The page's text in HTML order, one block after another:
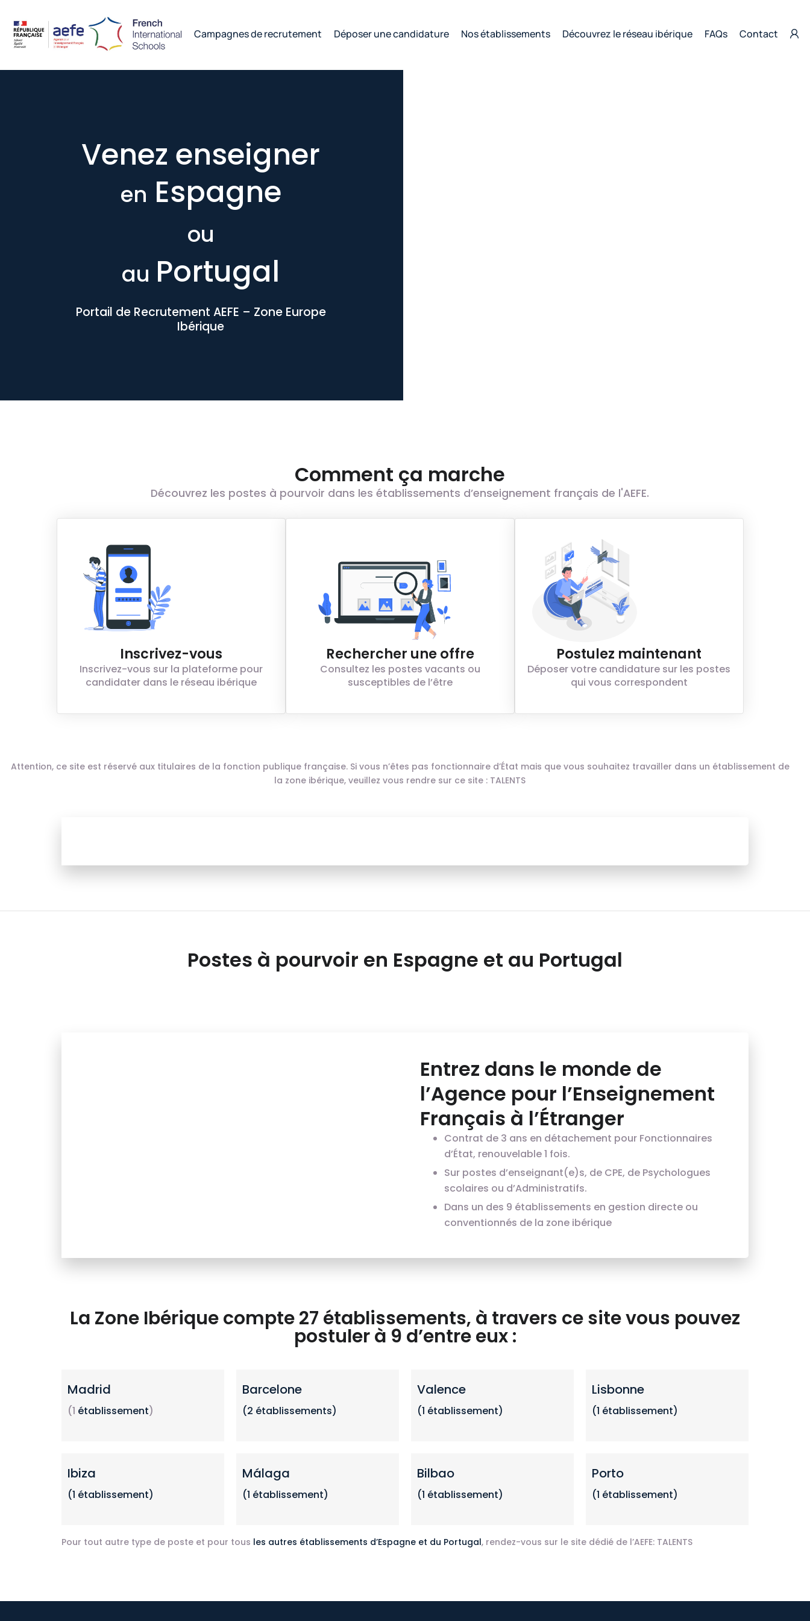
Campagnes de recrutement Déposer une candidature Nos établissements Découvrez le réseau ibérique FAQs Contact
Venez enseigner
en Espagne
ou
au Portugal
Portail de Recrutement AEFE – Zone Europe
Ibérique
Comment ça marche
Découvrez les postes à pourvoir dans les établissements d’enseignement français de l'AEFE.
Inscrivez-vous
Inscrivez-vous sur la plateforme pour
candidater dans le réseau ibérique
Rechercher une offre
Consultez les postes vacants ou
susceptibles de l’être
Postulez maintenant
Déposer votre candidature sur les postes
qui vous correspondent
Attention, ce site est réservé aux titulaires de la fonction publique française. Si vous n’êtes pas fonctionnaire d’État mais que vous souhaitez travailler dans un établissement de
la zone ibérique, veuillez vous rendre sur ce site : TALENTS
Postes à pourvoir en Espagne et au Portugal
Entrez dans le monde de
l’Agence pour l’Enseignement
Français à l’Étranger
Contrat de 3 ans en détachement pour Fonctionnaires
d’État, renouvelable 1 fois.
Sur postes d’enseignant(e)s, de CPE, de Psychologues
scolaires ou d’Administratifs.
Dans un des 9 établissements en gestion directe ou
conventionnés de la zone ibérique
La Zone Ibérique compte 27 établissements, à travers ce site vous pouvez
postuler à 9 d’entre eux :
Madrid
(1 établissement)
Barcelone
(2 établissements)
Valence
(1 établissement)
Lisbonne
(1 établissement)
Ibiza
(1 établissement)
Málaga
(1 établissement)
Bilbao
(1 établissement)
Porto
(1 établissement)
Pour tout autre type de poste et pour tous les autres établissements d’Espagne et du Portugal, rendez-vous sur le site dédié de l’AEFE: TALENTS